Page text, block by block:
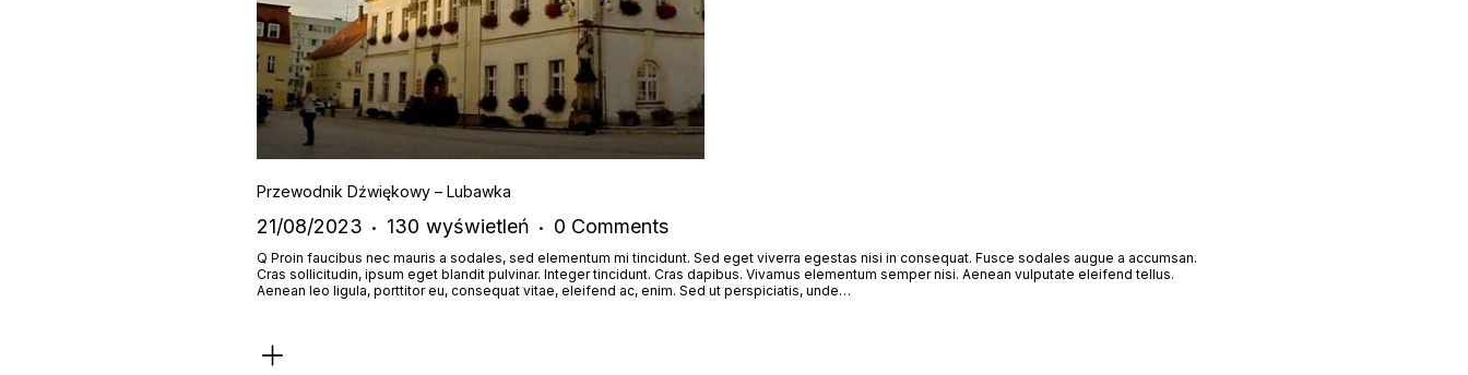
Przewodnik Dźwiękowy – Lubawka
21/08/2023 130 wyświetleń 0 Comments
Q Proin faucibus nec mauris a sodales, sed elementum mi tincidunt. Sed eget viverra egestas nisi in consequat. Fusce sodales augue a accumsan.
Cras sollicitudin, ipsum eget blandit pulvinar. Integer tincidunt. Cras dapibus. Vivamus elementum semper nisi. Aenean vulputate eleifend tellus.
Aenean leo ligula, porttitor eu, consequat vitae, eleifend ac, enim. Sed ut perspiciatis, unde…